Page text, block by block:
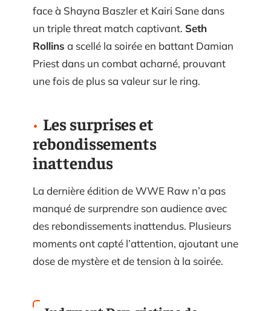
face à Shayna Baszler et Kairi Sane dans
un triple threat match captivant. Seth
Rollins a scellé la soirée en battant Damian
Priest dans un combat acharné, prouvant
une fois de plus sa valeur sur le ring.
Les surprises et
rebondissements
inattendus
La dernière édition de WWE Raw n’a pas
manqué de surprendre son audience avec
des rebondissements inattendus. Plusieurs
moments ont capté l’attention, ajoutant une
dose de mystère et de tension à la soirée.